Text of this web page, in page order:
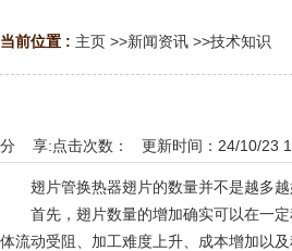
当前位置 : 主页 >>新闻资讯 >>技术知识
点击次数： 更新时间：24/10/23
分 享:
翅片管换热器翅片的数量并不是越多越
首先，翅片数量的增加确实可以在一定
体流动受阻、加工难度上升、成本增加以